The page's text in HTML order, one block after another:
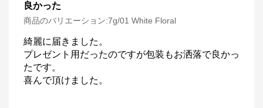
良かった
商品のバリエーション:7g/01 White Floral
綺麗に届きました。
プレゼント用だったのですが包装もお洒落で良かっ
たです。
喜んで頂けました。